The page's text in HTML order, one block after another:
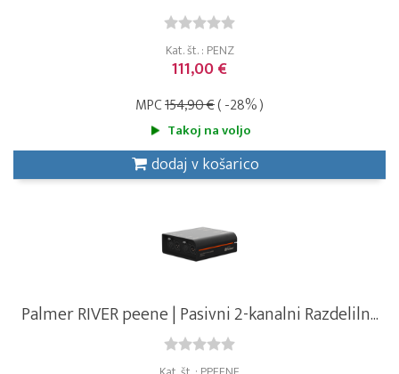
Kat. št. : PENZ
111,00 €
MPC154,90 €( -28% )
Takoj na voljo
dodaj v košarico
Palmer RIVER peene | Pasivni 2-kanalni Razdeliln...